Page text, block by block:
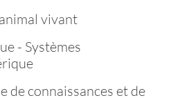
vivant
- Systèmes
de connaissances et de